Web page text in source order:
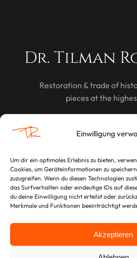
Einwilligung
Um dir ein optimales Erlebnis zu bieten,
Cookies, um Geräteinformationen zu
zuzugreifen. Wenn du diesen Technologien
das Surfverhalten oder eindeutige IDs auf
du deine Einwilligung nicht erteilst oder
Merkmale und Funktionen beeinträchtigt
Akzeptieren
Dr. Tilman
Restoration & trade of
pieces at the
DISCOVER
LEGAL
Imprint
Privacy Policy